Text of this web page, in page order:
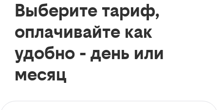
Выберите тариф,
оплачивайте как
удобно - день или
месяц